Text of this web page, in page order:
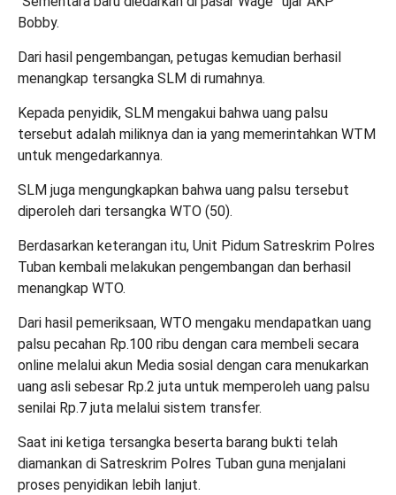
Bobby.
Dari hasil pengembangan, petugas kemudian berhasil
menangkap tersangka SLM di rumahnya.
Kepada penyidik, SLM mengakui bahwa uang palsu
tersebut adalah miliknya dan ia yang memerintahkan WTM
untuk mengedarkannya.
SLM juga mengungkapkan bahwa uang palsu tersebut
diperoleh dari tersangka WTO (50).
Berdasarkan keterangan itu, Unit Pidum Satreskrim Polres
Tuban kembali melakukan pengembangan dan berhasil
menangkap WTO.
Dari hasil pemeriksaan, WTO mengaku mendapatkan uang
palsu pecahan Rp.100 ribu dengan cara membeli secara
online melalui akun Media sosial dengan cara menukarkan
uang asli sebesar Rp.2 juta untuk memperoleh uang palsu
senilai Rp.7 juta melalui sistem transfer.
Saat ini ketiga tersangka beserta barang bukti telah
diamankan di Satreskrim Polres Tuban guna menjalani
proses penyidikan lebih lanjut.